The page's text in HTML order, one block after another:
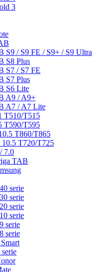
3
S9 / S9 FE / S9+ / S9 Ultra
S8 Plus
S7 / S7 FE
S7 Plus
S6 Lite
A9 / A9+
A7 / A7 Lite
T510/T515
T590/T595
T860/T865
10.5 T720/T725
7.0
TAB
serie
serie
serie
serie
serie
serie